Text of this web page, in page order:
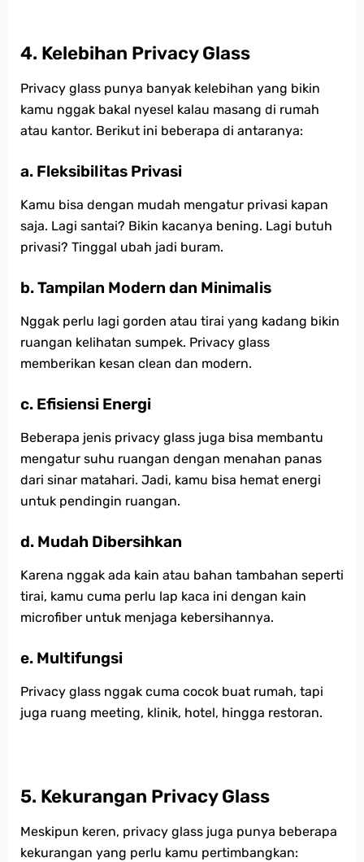
4. Kelebihan Privacy Glass
Privacy glass punya banyak kelebihan yang bikin
kamu nggak bakal nyesel kalau masang di rumah
atau kantor. Berikut ini beberapa di antaranya:
a. Fleksibilitas Privasi
Kamu bisa dengan mudah mengatur privasi kapan
saja. Lagi santai? Bikin kacanya bening. Lagi butuh
privasi? Tinggal ubah jadi buram.
b. Tampilan Modern dan Minimalis
Nggak perlu lagi gorden atau tirai yang kadang bikin
ruangan kelihatan sumpek. Privacy glass
memberikan kesan clean dan modern.
c. Efisiensi Energi
Beberapa jenis privacy glass juga bisa membantu
mengatur suhu ruangan dengan menahan panas
dari sinar matahari. Jadi, kamu bisa hemat energi
untuk pendingin ruangan.
d. Mudah Dibersihkan
Karena nggak ada kain atau bahan tambahan seperti
tirai, kamu cuma perlu lap kaca ini dengan kain
microfiber untuk menjaga kebersihannya.
e. Multifungsi
Privacy glass nggak cuma cocok buat rumah, tapi
juga ruang meeting, klinik, hotel, hingga restoran.
5. Kekurangan Privacy Glass
Meskipun keren, privacy glass juga punya beberapa
kekurangan yang perlu kamu pertimbangkan: